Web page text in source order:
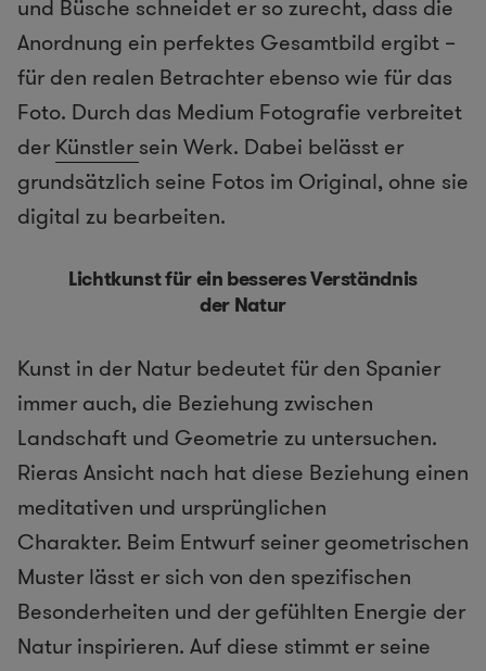
und Büsche schneidet er so zurecht, dass die
Anordnung ein perfektes Gesamtbild ergibt –
für den realen Betrachter ebenso wie für das
Foto. Durch das Medium Fotografie verbreitet
der Künstler sein Werk. Dabei belässt er
grundsätzlich seine Fotos im Original, ohne sie
digital zu bearbeiten.
Lichtkunst für ein besseres Verständnis
der Natur
Kunst in der Natur bedeutet für den Spanier
immer auch, die Beziehung zwischen
Landschaft und Geometrie zu untersuchen.
Rieras Ansicht nach hat diese Beziehung einen
meditativen und ursprünglichen
Charakter. Beim Entwurf seiner geometrischen
Muster lässt er sich von den spezifischen
Besonderheiten und der gefühlten Energie der
Natur inspirieren. Auf diese stimmt er seine